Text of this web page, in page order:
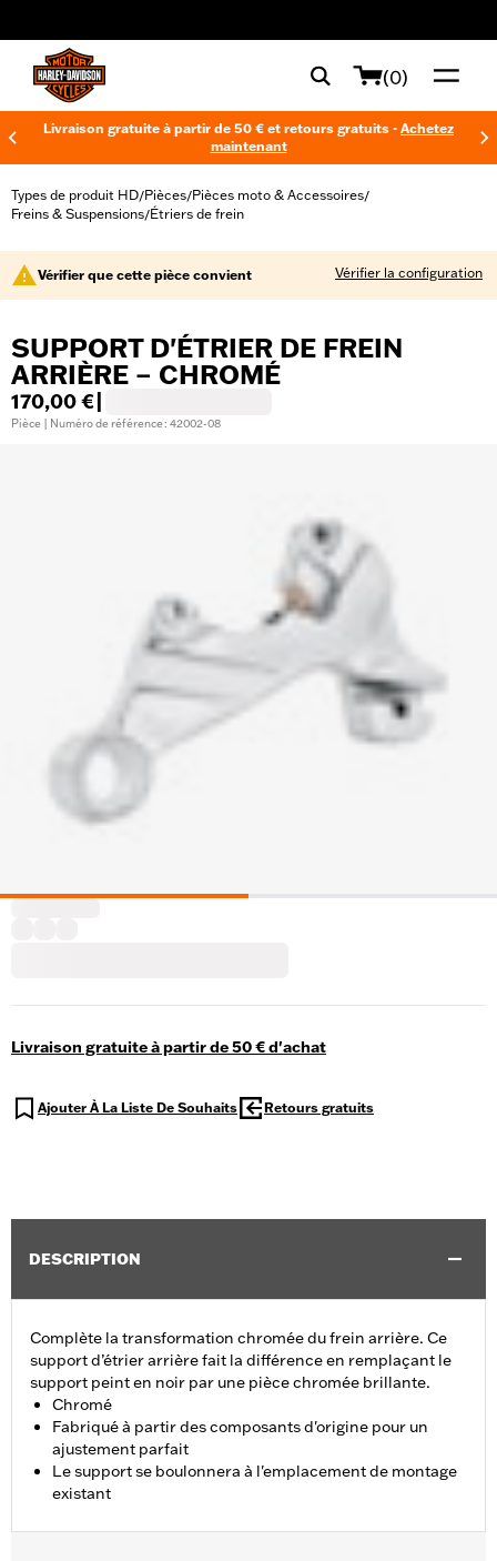
(0)
Livraison gratuite à partir de 50 € et retours gratuits - Achetez
maintenant
Types de produit HD/Pièces/Pièces moto & Accessoires/
Freins & Suspensions/Étriers de frein
Vérifier que cette pièce convient Vérifier la configuration
SUPPORT D'ÉTRIER DE FREIN
ARRIÈRE – CHROMÉ
170,00 €
Pièce | Numéro de référence : 42002-08
Livraison gratuite à partir de 50 € d'achat
Ajouter À La Liste De Souhaits Retours gratuits
DESCRIPTION
Complète la transformation chromée du frein arrière. Ce
support d’étrier arrière fait la différence en remplaçant le
support peint en noir par une pièce chromée brillante.
Chromé
Fabriqué à partir des composants d'origine pour un
ajustement parfait
Le support se boulonnera à l'emplacement de montage
existant